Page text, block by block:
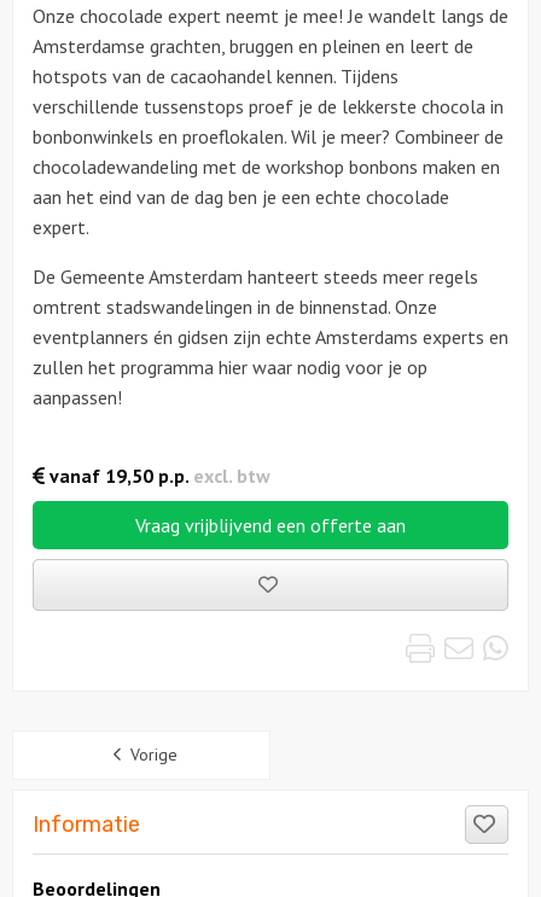
Onze chocolade expert neemt je mee! Je wandelt langs de
Amsterdamse grachten, bruggen en pleinen en leert de
hotspots van de cacaohandel kennen. Tijdens
verschillende tussenstops proef je de lekkerste chocola in
bonbonwinkels en proeflokalen. Wil je meer? Combineer de
chocoladewandeling met de workshop bonbons maken en
aan het eind van de dag ben je een echte chocolade
expert.
De Gemeente Amsterdam hanteert steeds meer regels
omtrent stadswandelingen in de binnenstad. Onze
eventplanners én gidsen zijn echte Amsterdams experts en
zullen het programma hier waar nodig voor je op
aanpassen!
Vraag vrijblijvend een offerte aan
uitjes
vanaf 19,50 p.p. excl. btw
Print
Vorige
Informatie
Beoordelingen